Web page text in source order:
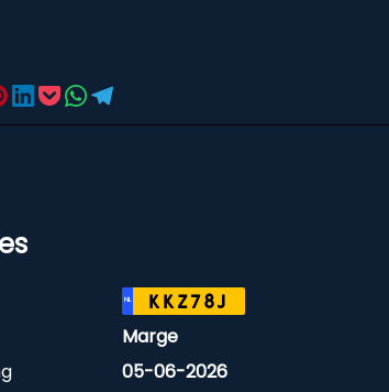
NL KKZ78J
Marge
05-06-2026